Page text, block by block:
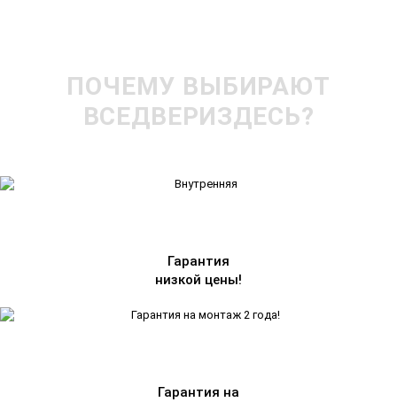
ПОЧЕМУ ВЫБИРАЮТ
ВСЕДВЕРИЗДЕСЬ?
Гарантия
низкой цены!
Гарантия на